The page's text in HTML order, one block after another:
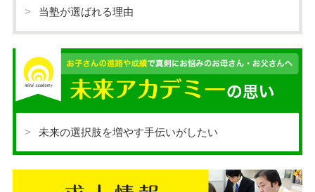
当塾が選ばれる理由
未来の選択肢を増やす手伝いがしたい